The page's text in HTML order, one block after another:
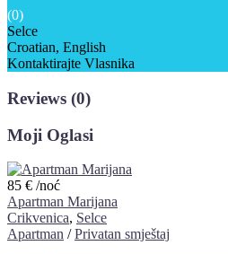
(0)
Selce
Croatian, English
Kontaktirajte Vlasnika
Reviews (0)
Moji Oglasi
85 € /noć
Apartman Marijana
Crikvenica, Selce
Apartman /Privatan smještaj